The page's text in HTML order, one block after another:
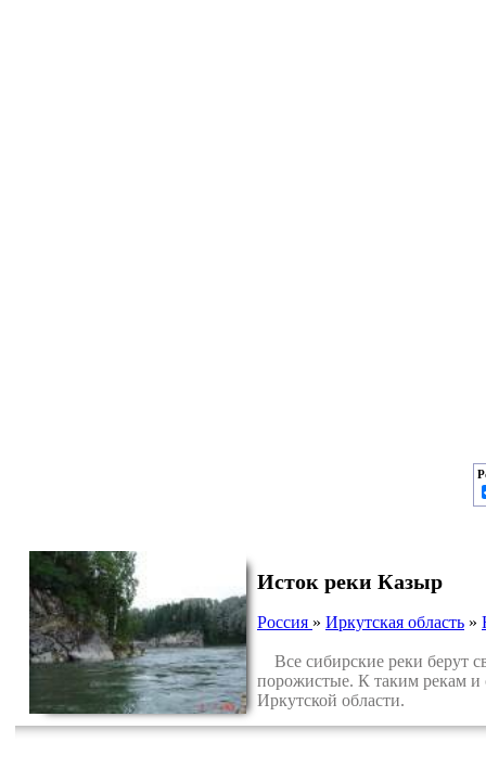
Исток реки Казыр
Россия » Иркутская область »
Все сибирские реки берут
порожистые. К таким рекам и
Иркутской области.